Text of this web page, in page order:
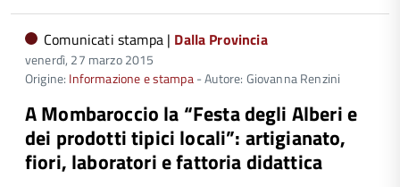
Comunicati stampa | Dalla Provincia
venerdì, 27 marzo 2015
Origine: Informazione e stampa- Autore: Giovanna Renzini
A Mombaroccio la “Festa degli Alberi e
dei prodotti tipici locali”: artigianato,
fiori, laboratori e fattoria didattica